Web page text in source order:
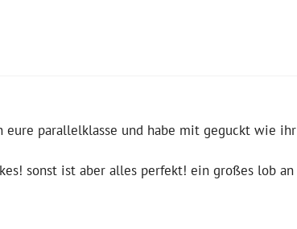
parallelklasse und habe mit geguckt wie ihr
sonst ist aber alles perfekt! ein großes lob an